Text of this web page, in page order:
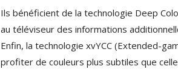
3 Way Female XLR...
4,30 €4,95 €
MKSX4 Low Profil...
Ils bénéficient de la technologie Deep
au téléviseur des informations
Enfin, la technologie xvYCC (Extended-
profiter de couleurs plus subtiles que